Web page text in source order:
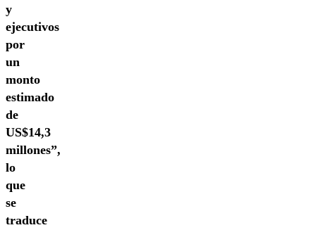
y
ejecutivos
por
un
monto
estimado
de
US$14,3
millones”,
lo
que
se
traduce